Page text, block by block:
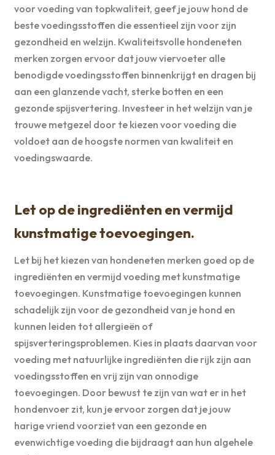
voor voeding van topkwaliteit, geef je jouw hond de
beste voedingsstoffen die essentieel zijn voor zijn
gezondheid en welzijn. Kwaliteitsvolle hondeneten
merken zorgen ervoor dat jouw viervoeter alle
benodigde voedingsstoffen binnenkrijgt en dragen bij
aan een glanzende vacht, sterke botten en een
gezonde spijsvertering. Investeer in het welzijn van je
trouwe metgezel door te kiezen voor voeding die
voldoet aan de hoogste normen van kwaliteit en
voedingswaarde.
Let op de ingrediënten en vermijd
kunstmatige toevoegingen.
Let bij het kiezen van hondeneten merken goed op de
ingrediënten en vermijd voeding met kunstmatige
toevoegingen. Kunstmatige toevoegingen kunnen
schadelijk zijn voor de gezondheid van je hond en
kunnen leiden tot allergieën of
spijsverteringsproblemen. Kies in plaats daarvan voor
voeding met natuurlijke ingrediënten die rijk zijn aan
voedingsstoffen en vrij zijn van onnodige
toevoegingen. Door bewust te zijn van wat er in het
hondenvoer zit, kun je ervoor zorgen dat je jouw
harige vriend voorziet van een gezonde en
evenwichtige voeding die bijdraagt aan hun algehele